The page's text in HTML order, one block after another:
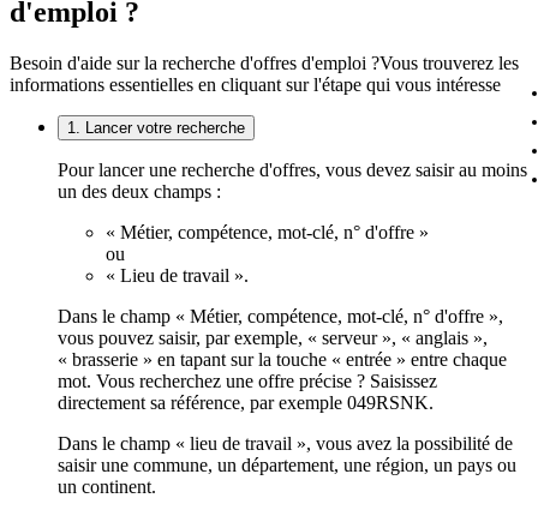
d'emploi ?
Besoin d'aide sur la recherche d'offres d'emploi ?Vous trouverez les
informations essentielles en cliquant sur l'étape qui vous intéresse
1. Lancer votre recherche
Pour lancer une recherche d'offres, vous devez saisir au moins
un des deux champs :
« Métier, compétence, mot-clé, n° d'offre »
ou
« Lieu de travail ».
Dans le champ « Métier, compétence, mot-clé, n° d'offre »,
vous pouvez saisir, par exemple, « serveur », « anglais »,
« brasserie » en tapant sur la touche « entrée » entre chaque
mot. Vous recherchez une offre précise ? Saisissez
directement sa référence, par exemple 049RSNK.
Dans le champ « lieu de travail », vous avez la possibilité de
saisir une commune, un département, une région, un pays ou
un continent.